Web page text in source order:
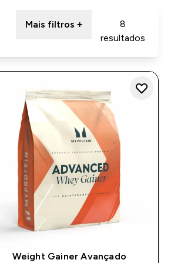
Mais filtros +
8
resultados
Weight Gainer Avançado